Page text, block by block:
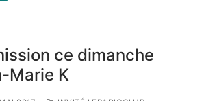
ce dimanche
Marie K